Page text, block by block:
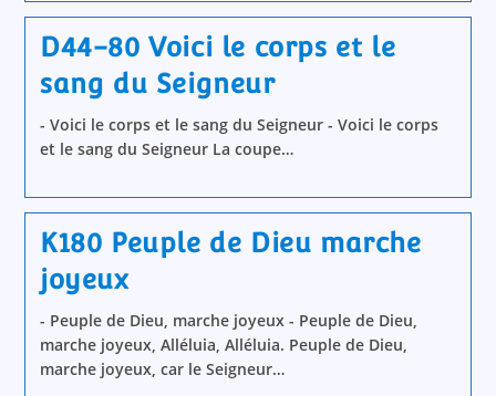
D44-80 Voici le corps et le
sang du Seigneur
- Voici le corps et le sang du Seigneur - Voici le corps
et le sang du Seigneur La coupe…
K180 Peuple de Dieu marche
joyeux
- Peuple de Dieu, marche joyeux - Peuple de Dieu,
marche joyeux, Alléluia, Alléluia. Peuple de Dieu,
marche joyeux, car le Seigneur…